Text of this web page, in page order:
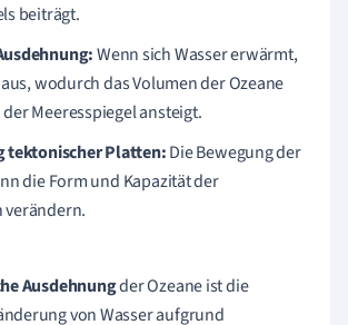
beiträgt.
Wenn sich Wasser erwärmt,
wodurch das Volumen der Ozeane
Meeresspiegel ansteigt.
tektonischer Platten:Die Bewegung der
die Form und Kapazität der
verändern.
Ausdehnungder Ozeane ist die
von Wasser aufgrund